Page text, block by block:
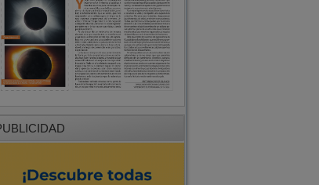
PUBLICIDAD